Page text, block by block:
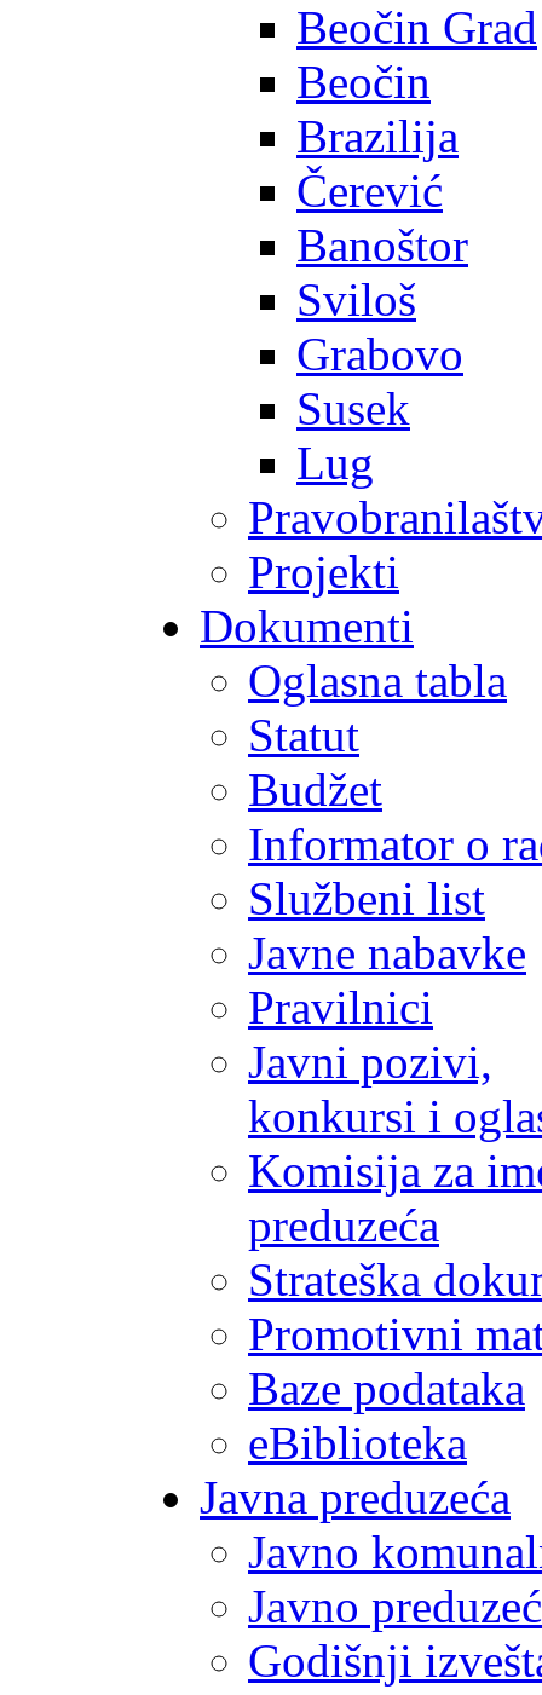
Beočin Grad
Beočin
Brazilija
Čerević
Banoštor
Sviloš
Grabovo
Susek
Lug
Projekti
Dokumenti
Oglasna tabla
Statut
Budžet
Informator o
Službeni list
Javne nabavke
Pravilnici
Javni pozivi,
konkursi i
Komisija za
preduzeća
Strateška
Promotivni
Baze podataka
eBiblioteka
Javna preduzeća
Javno
Javno
Godišnji